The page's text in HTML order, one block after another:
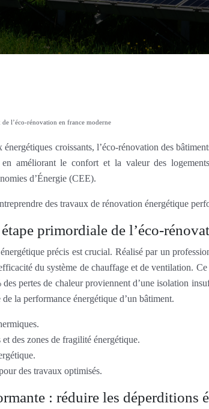
l’éco-rénovation en france moderne
croissants, l’éco-rénovation des
améliorant le confort et la valeur des
d’Énergie (CEE).
des travaux de rénovation énergétique
primordiale de l’éco-
précis est crucial. Réalisé par un
du système de chauffage et de ventilation.
pertes de chaleur proviennent d’une isolation
la performance énergétique d’un bâtiment.
des zones de fragilité énergétique.
des travaux optimisés.
: réduire les déperditions